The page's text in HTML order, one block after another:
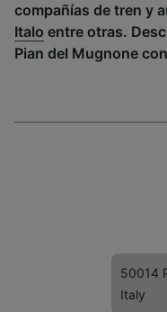
compañías de tren y
Italo entre otras.
Pian del Mugnone
50014
Italy